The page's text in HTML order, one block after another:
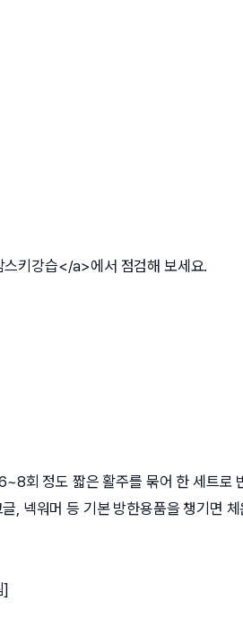
키강습</a>에서 점검해 보세요.
회 정도 짧은 활주를 묶어 한 세트로
, 넥워머 등 기본 방한용품을 챙기면